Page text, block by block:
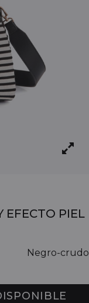
EFECTO PIEL
Negro-crudo